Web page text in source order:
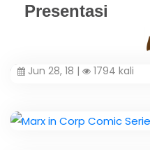
Presentasi
Jun 28, 18 | 1794 kali